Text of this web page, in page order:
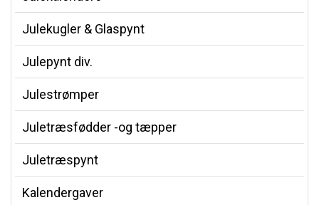
Julekugler & Glaspynt
Julepynt div.
Julestrømper
Juletræsfødder -og tæpper
Juletræspynt
Kalendergaver